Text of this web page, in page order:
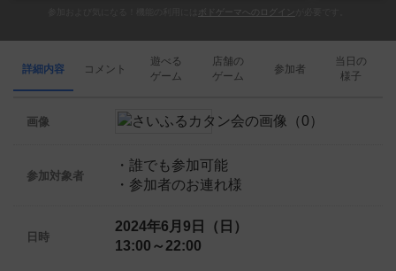
ボドゲーマへのログイン
詳細内容 コメント
遊べる
ゲーム
店舗の
ゲーム
参加者
当日の
様子
画像
参加対象者
・誰でも参加可能
・参加者のお連れ様
日時
2024年6月9日（日）
13:00～22:00